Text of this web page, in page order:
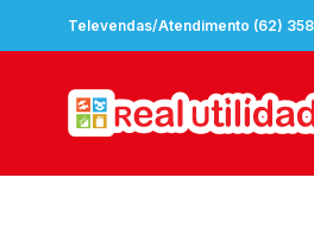
Televendas/Atendimento (62)